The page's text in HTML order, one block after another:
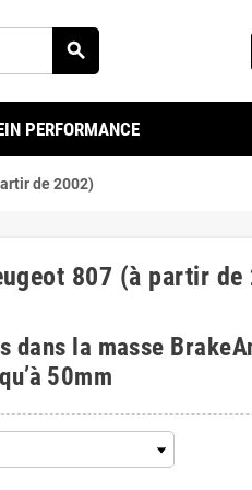
search
PERFORMANCE
de 2002)
807 (à partir de
dans la masse
50mm